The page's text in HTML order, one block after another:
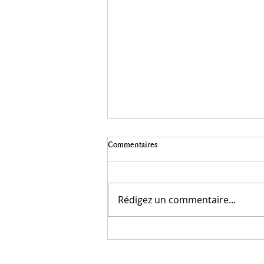
Écriture et photographie.
"Le monde est rempli de visions qui
Christian Bobin. La photographie a besoin
de lumière et de temps. La lumière sur l
Commentaires
Rédigez un commentaire...